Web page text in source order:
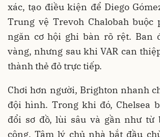
xác, tạo điều kiện để Diego
Trung vệ Trevoh Chalobah buộc
ngăn cơ hội ghi bàn rõ rệt. Ban
vàng, nhưng sau khi VAR can
thành thẻ đỏ trực tiếp.
Chơi hơn người, Brighton nhanh
đội hình. Trong khi đó, Chelsea
đổi sơ đồ, lùi sâu và gần như từ
công. Tâm lý chủ nhà bắt đầu